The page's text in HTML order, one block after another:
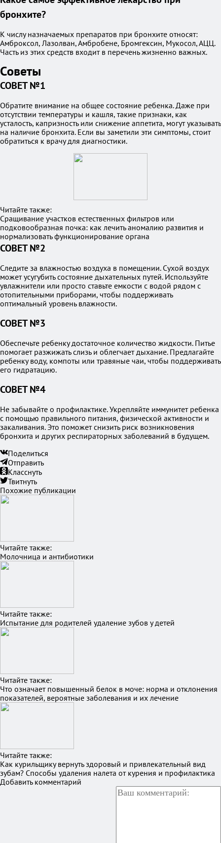
бронхите?
К числу назначаемых препаратов при бронхите относят:
Амброксол, Лазолван, Амбробене, Бромгексин, Мукосол, АЦЦ.
Часть из этих средств входит в перечень жизненно важных.
Советы
СОВЕТ №1
Обратите внимание на общее состояние ребенка. Даже при
отсутствии температуры и кашля, такие признаки, как
усталость, капризность или снижение аппетита, могут указывать
на наличие бронхита. Если вы заметили эти симптомы, стоит
обратиться к врачу для диагностики.
Читайте также:
Сращивание участков естественных фильтров или
подковообразная почка: как лечить аномалию развития и
нормализовать функционирование органа
СОВЕТ №2
Следите за влажностью воздуха в помещении. Сухой воздух
может усугубить состояние дыхательных путей. Используйте
увлажнители или просто ставьте емкости с водой рядом с
отопительными приборами, чтобы поддерживать
оптимальный уровень влажности.
СОВЕТ №3
Обеспечьте ребенку достаточное количество жидкости. Питье
помогает разжижать слизь и облегчает дыхание. Предлагайте
ребенку воду, компоты или травяные чаи, чтобы поддерживать
его гидратацию.
СОВЕТ №4
Не забывайте о профилактике. Укрепляйте иммунитет ребенка
с помощью правильного питания, физической активности и
закаливания. Это поможет снизить риск возникновения
бронхита и других респираторных заболеваний в будущем.
Поделиться
Отправить
Класснуть
Твитнуть
Похожие публикации
Читайте также:
Молочница и антибиотики
Читайте также:
Испытание для родителей удаление зубов у детей
Читайте также:
Что означает повышенный белок в моче: норма и отклонения
показателей, вероятные заболевания и их лечение
Читайте также:
Как курильщику вернуть здоровый и привлекательный вид
зубам? Способы удаления налета от курения и профилактика
Добавить комментарий